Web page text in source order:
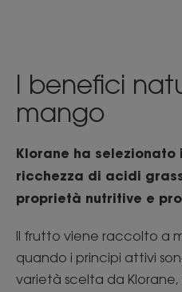
I benefici
mango
Klorane ha selezionato
ricchezza di acidi
proprietà nutritive e
Il frutto viene raccolto a
quando i principi attivi
varietà scelta da